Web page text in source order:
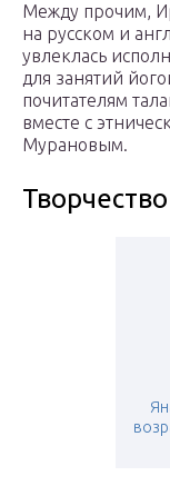
Между прочим,
на русском и
увлеклась
для занятий
почитателям
вместе с
Мурановым.